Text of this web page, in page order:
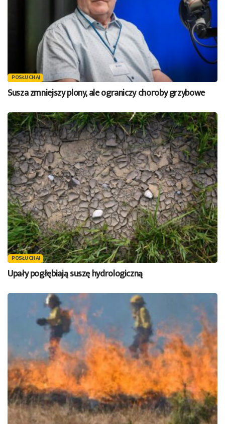
POSŁUCHAJ
Susza zmniejszy plony, ale ograniczy choroby grzybowe
POSŁUCHAJ
Upały pogłębiają suszę hydrologiczną